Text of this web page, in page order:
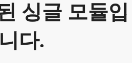
싱글 모듈입
니다.